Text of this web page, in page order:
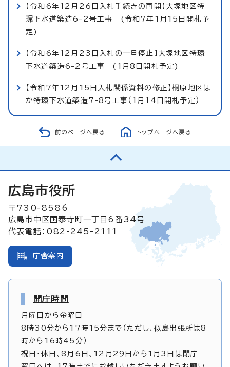
【令和6年12月26日入札手続きの再開】大塚地区特
環下水道築造6-2号工事 (令和7年1月15日開札予
定)
【令和6年12月23日入札の一旦停止】大塚地区特環
下水道築造6-2号工事 (1月8日開札予定)
【令和7年12月15日入札関係資料の修正】桐原地区ほ
か特環下水道築造7-8号工事（1月14日開札予定）
前のページへ戻る トップページへ戻る
広島市役所
〒730-8586
広島市中区国泰寺町一丁目6番34号
代表電話：082-245-2111
庁舎案内
開庁時間
月曜日から金曜日
8時30分から17時15分まで（ただし、似島出張所は8
時から16時45分）
祝日・休日、8月6日、12月29日から1月3日は閉庁